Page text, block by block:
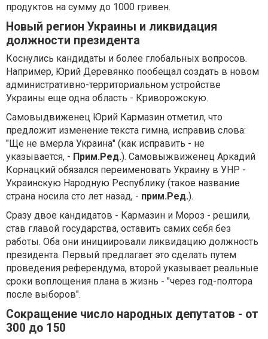
продуктов на сумму до 1000 гривен.
Новый регион Украины и ликвидация
должности президента
Коснулись кандидаты и более глобальных вопросов.
Например, Юрий Деревянко пообещал создать в новом
административно-территориальном устройстве
Украины еще одна область - Криворожскую.
Самовыдвиженец Юрий Кармазин отметил, что
предложит изменение текста гимна, исправив слова:
"Ще не вмерла Украина" (как исправить - не
указывается, - Прим.Ред.). Самовыжвиженец Аркадий
Корнацкий обязался переименовать Украину в УНР -
Украинскую Народную Республику (такое название
страна носила сто лет назад, - прим.Ред.).
Сразу двое кандидатов - Кармазин и Мороз - решили,
став главой государства, оставить самих себя без
работы. Оба они инициировали ликвидацию должность
президента. Первый предлагает это сделать путем
проведения референдума, второй указывает реальные
сроки воплощения плана в жизнь - "через год-полтора
после выборов".
Сокращение число народных депутатов - от
300 до 150